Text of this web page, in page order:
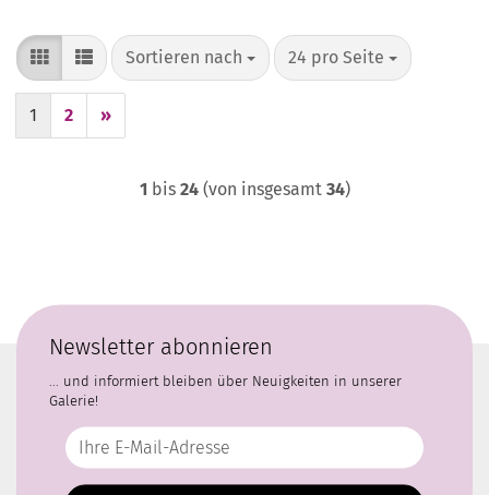
Sortieren nach
Sortieren nach 24 pro Seite
pro Seite
1 2 »
1 bis 24(von insgesamt 34)
Newsletter abonnieren
... und informiert bleiben über Neuigkeiten in unserer
Galerie!